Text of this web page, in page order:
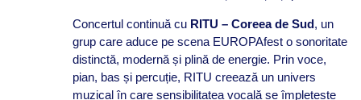
Concertul continuă cu RITU – Coreea de Sud, un
grup care aduce pe scena EUROPAfest o sonoritate
distinctă, modernă și plină de energie. Prin voce,
pian, bas și percuție, RITU creează un univers
muzical în care sensibilitatea vocală se împletește